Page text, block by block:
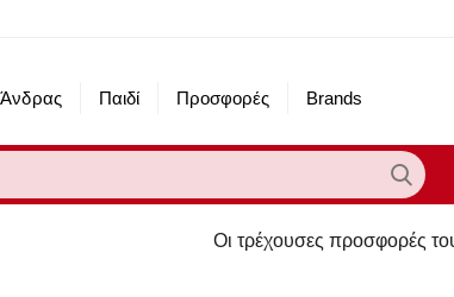
Άνδρας Παιδί Προσφορές Brands
Οι τρέχουσες προσφορές του eshop μας